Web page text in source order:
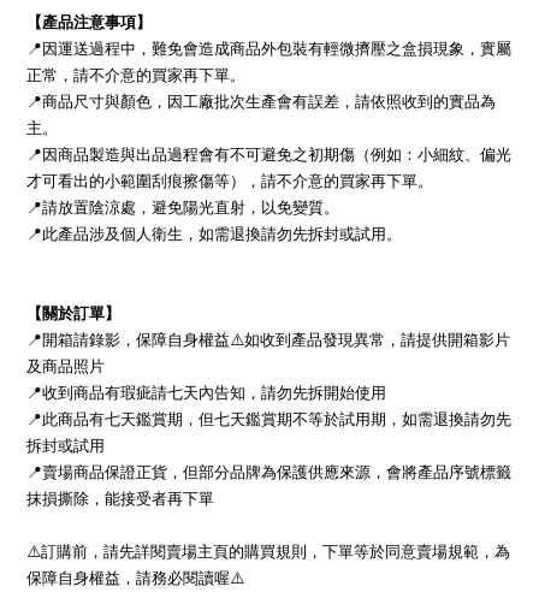
【產品注意事項】
📍因運送過程中，難免會造成商品外包裝有輕微擠壓之盒損現象，實屬
正常，請不介意的買家再下單。
📍商品尺寸與顏色，因工廠批次生產會有誤差，請依照收到的實品為
主。
📍因商品製造與出品過程會有不可避免之初期傷（例如：小細紋、偏光
才可看出的小範圍刮痕擦傷等），請不介意的買家再下單。
📍請放置陰涼處，避免陽光直射，以免變質。
📍此產品涉及個人衛生，如需退換請勿先拆封或試用。
【關於訂單】
📍開箱請錄影，保障自身權益⚠️如收到產品發現異常，請提供開箱影片
及商品照片
📍收到商品有瑕疵請七天內告知，請勿先拆開始使用
📍此商品有七天鑑賞期，但七天鑑賞期不等於試用期，如需退換請勿先
拆封或試用
📍賣場商品保證正貨，但部分品牌為保護供應來源，會將產品序號標籤
抹損撕除，能接受者再下單
⚠️訂購前，請先詳閱賣場主頁的購買規則，下單等於同意賣場規範，為
保障自身權益，請務必閱讀喔⚠️